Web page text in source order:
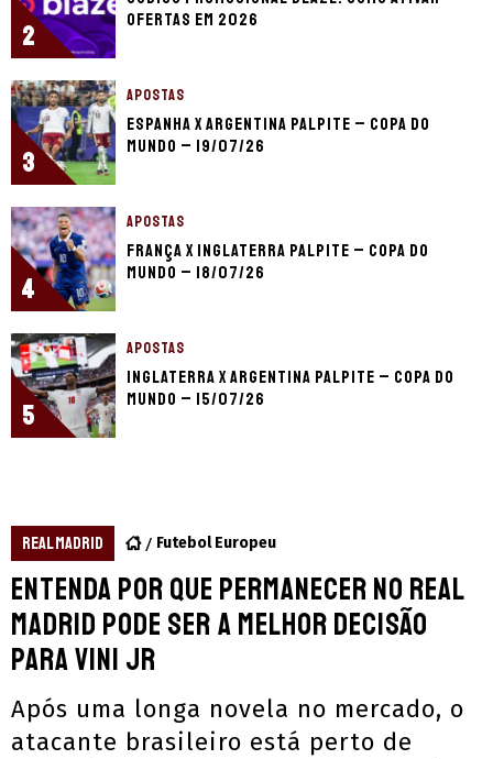
2
ofertas em 2026
3
APOSTAS
Espanha x Argentina palpite – Copa do
Mundo – 19/07/26
4
APOSTAS
França x Inglaterra palpite – Copa do
Mundo – 18/07/26
5
APOSTAS
Inglaterra x Argentina palpite – Copa do
Mundo – 15/07/26
REAL MADRID Futebol Europeu
Entenda por que permanecer no Real
Madrid pode ser a melhor decisão
para Vini Jr
Após uma longa novela no mercado, o
atacante brasileiro está perto de